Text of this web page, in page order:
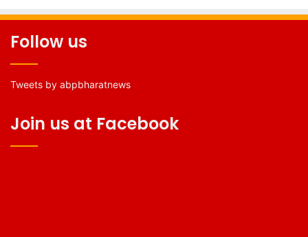
Follow us
Tweets by abpbharatnews
Join us at Facebook